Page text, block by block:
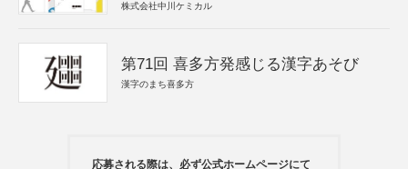
株式会社中川ケミカル
第71回 喜多方発感じる漢字あそび
漢字のまち喜多方
応募される際は、必ず公式ホームページにて